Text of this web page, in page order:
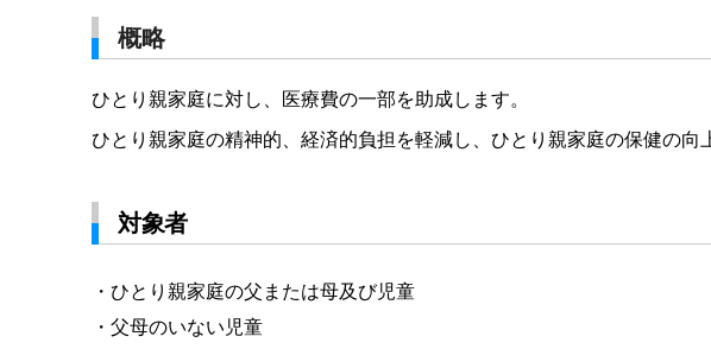
概略
ひとり親家庭に対し、医療費の一部を助成します。
ひとり親家庭の精神的、経済的負担を軽減し、ひとり親家庭の保健の向
対象者
・ ひとり親家庭の父または母及び児童
・ 父母のいない児童